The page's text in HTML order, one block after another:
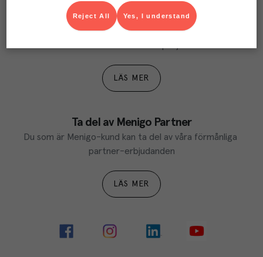
Våra kundtidningar
Läs inspirerande reportage, matnyttiga artiklar och
LÄS MER
Ta del av Menigo Partner
Du som är Menigo-kund kan ta del av våra förmånliga
partner-erbjudanden
LÄS MER
Yes, I understand
Reject All